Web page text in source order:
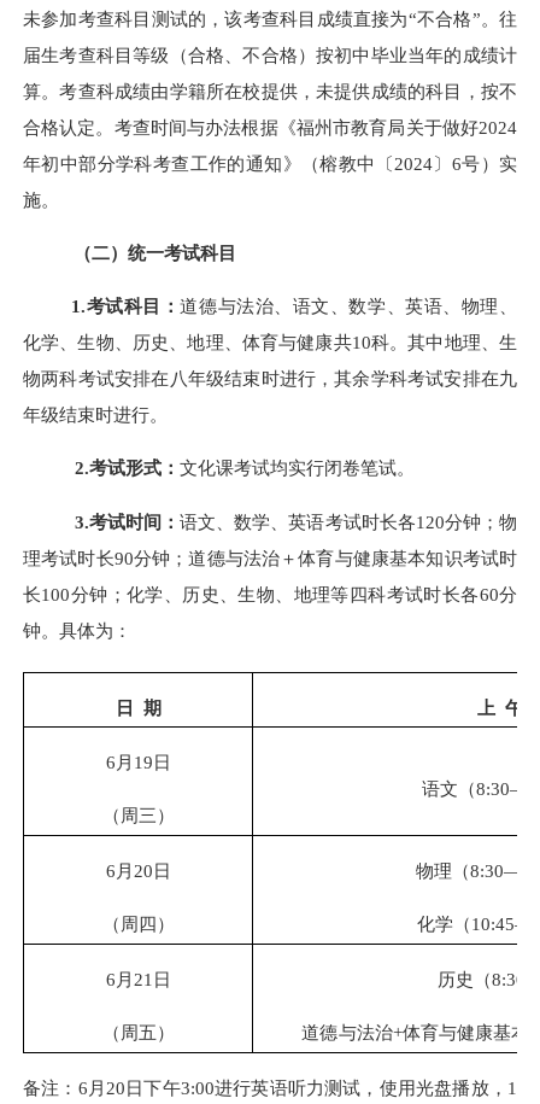
未参加考查科目测试的，该考查科目成绩直接为“不合格”。往
届生考查科目等级（合格、不合格）按初中毕业当年的成绩计
算。考查科成绩由学籍所在校提供，未提供成绩的科目，按不
合格认定。考查时间与办法根据《福州市教育局关于做好2024
年初中部分学科考查工作的通知》
（榕教中〔2024〕6号） 实
施。
（二）统一考试科目
1.考试科目：道德与法治、语文、数学、英语、物理、
化学、生物、历史、地理、体育与健康共10科。其中地理、生
物两科考试安排在八年级结束时进行，其余学科考试安排在九
年级结束时进行。
2.考试形式： 文化课考试均实行闭卷笔试。
3.考试时间：语文、数学、英语考试时长各120分钟；物
理考试时长90分钟；道德与法治＋体育与健康基本知识考试时
长100分钟；化学、历史、生物、地理等四科考试时长各60分
钟。具体为：
日 期 上 午
6月 19日
（周三）
语文（
6月 20日
（周四）
物理（
化学（
6月21 日
（周五）
历史（
道德与法治+体育与健康基本
备注：6月20日下午3:00进行英语听力测试，使用光盘播放，1